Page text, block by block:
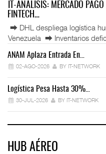
IT-ANÁLISIS: MERCADO
FINTECH…
⮕ DHL despliega logística
Venezuela ⮕ Inventarios
ANAM Aplaza Entrada En…
02-AGO-2026 BY IT-NETWORK
Logística Pesa Hasta 30%…
30-JUL-2026 BY IT-NETWORK
HUB AÉREO